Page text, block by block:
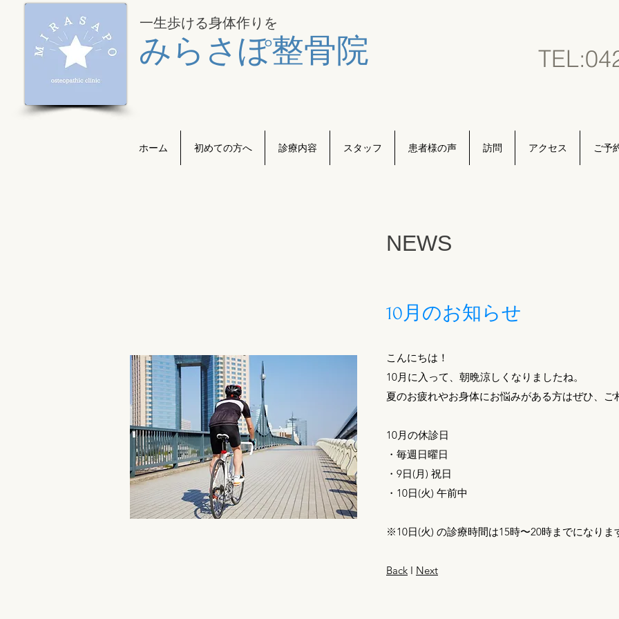
みらさぽ整骨院
一生歩ける身体作り ​を
TEL:0
ホーム 初めての方へ 診療内容 スタッフ 患者様の声 訪問 アクセス ご予
NEWS
10月のお知らせ
こんにちは！
10月に入って、朝晩涼しくなりましたね。
夏のお疲れやお身体にお悩みがある方はぜひ、ご
10月の休診日
・毎週日曜日
・9日(月) 祝日
・10日(火) 午前中
※10日(火) の診療時間は15時〜20時までになりま
Back I Next